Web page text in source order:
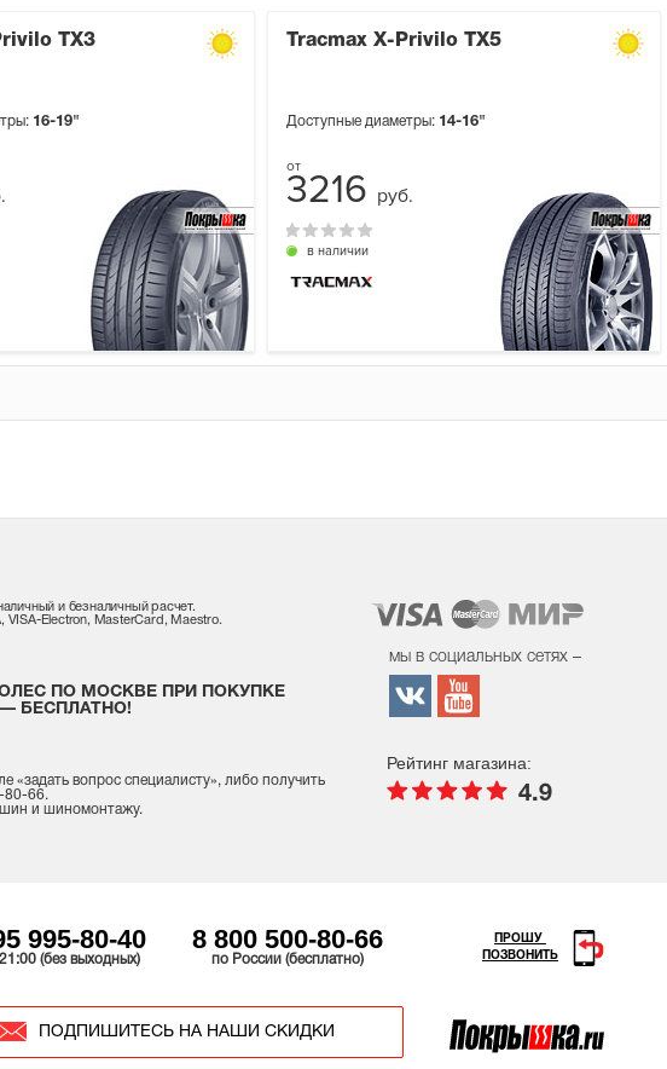
TX3
16-19"
Tracmax X-Privilo TX5
Доступные диаметры: 14-16"
3216 руб.
в наличии
и безналичный расчет.
Electron, MasterCard, Maestro.
ПО МОСКВЕ ПРИ ПОКУПКЕ
БЕСПЛАТНО!
«задать вопрос специалисту», либо получить
80-66.
шин и шиномонтажу.
мы в социальных сетях –
Рейтинг магазина:
4.9
995-80-40
(без выходных)
8 800 500-80-66
по России (бесплатно)
ПОДПИШИТЕСЬ НА НАШИ СКИДКИ
ПРОШУ
ПОЗВОНИТЬ